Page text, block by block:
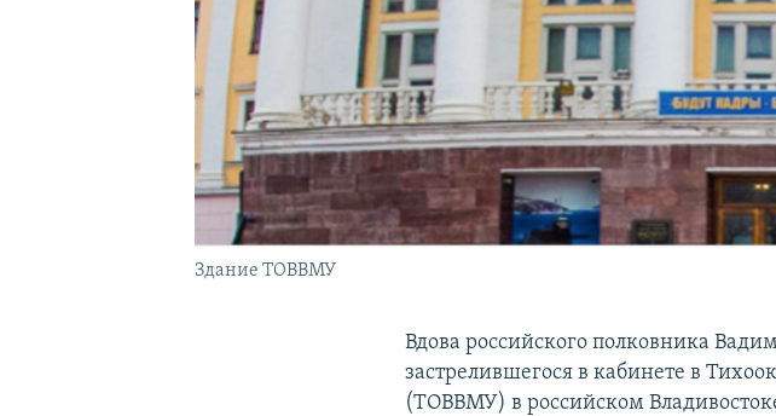
Здание ТОВВМУ
Вдова российского полковника
застрелившегося в кабинете в
(ТОВВМУ) в российском